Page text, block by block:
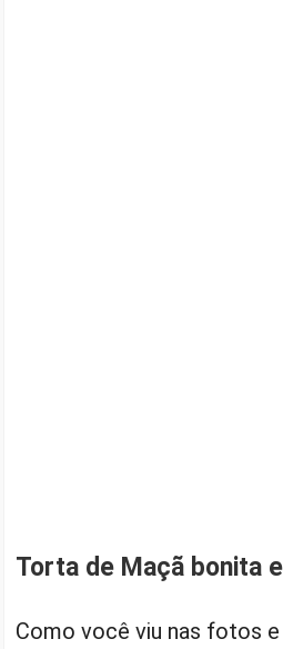
Torta de Maçã bonita
Como você viu nas fotos